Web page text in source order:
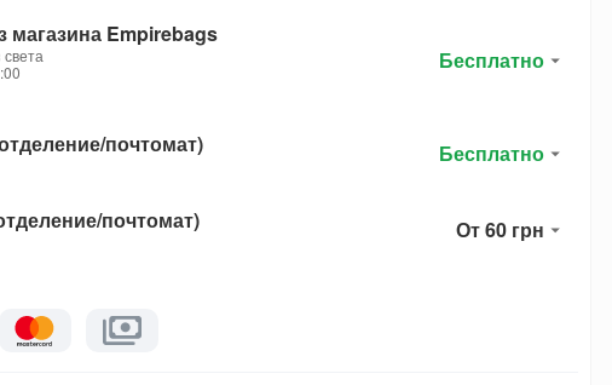
Empirebags
Бесплатно
почтомат) Бесплатно
почтомат) От 60 грн